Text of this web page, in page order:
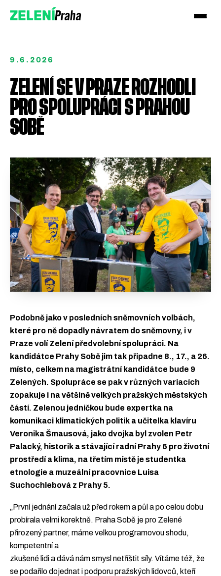
ZELENÍPraha
Podpořte nás
ENG
9.6.2026
ZELENÍ SE V PRAZE ROZHODLI
PRO SPOLUPRÁCI S PRAHOU
SOBĚ
Podobně jako v posledních sněmovních volbách,
které pro ně dopadly návratem do sněmovny, i v
Praze volí Zelení předvolební spolupráci. Na
kandidátce Prahy Sobě jim tak připadne 8., 17., a 26.
místo, celkem na magistrátní kandidátce bude 9
Zelených. Spolupráce se pak v různých variacích
zopakuje i na většině velkých pražských městských
částí. Zelenou jedničkou bude expertka na
komunikaci klimatických politik a učitelka klavíru
Veronika Šmausová, jako dvojka byl zvolen Petr
Palacký, historik astávající radní Prahy 6 pro životní
prostředí a klima, na třetím místě je studentka
etnologie a muzeální pracovnice Luisa
Suchochlebová z Prahy 5.
„První jednání začala už před rokem a půl a po celou dobu
probírala velmi korektně. Praha Sobě je pro Zelené
přirozený partner, máme velkou programovou shodu,
kompetentní a
zkušené lidi a dává nám smysl netříštit síly. Vítáme též, že
se podařilo dojednat i podporu pražských lidovců, kteří